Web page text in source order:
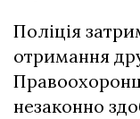
Поліція
отримання
незаконно